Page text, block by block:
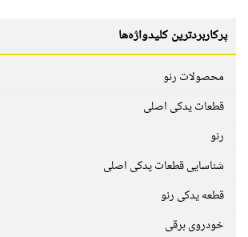
پرکاربردترین کلیدواژه‌ها
محصولات رنو
قطعات یدکی اصلی
رنو
شناسایی قطعات یدکی اصلی
قطعه یدکی رنو
خودروی برقی